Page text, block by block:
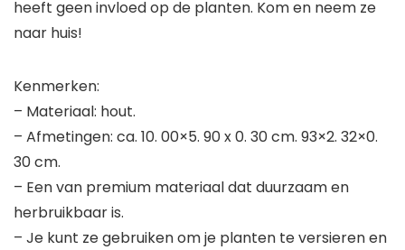
heeft geen invloed op de planten. Kom en neem ze
naar huis!
Kenmerken:
– Materiaal: hout.
– Afmetingen: ca. 10. 00×5. 90 x 0. 30 cm. 93×2. 32×0.
30 cm.
– Een van premium materiaal dat duurzaam en
herbruikbaar is.
– Je kunt ze gebruiken om je planten te versieren en